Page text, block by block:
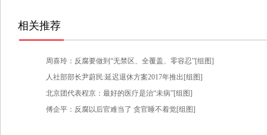
相关推荐
周喜玲：反腐要做到“无禁区、全覆盖、零容忍”[组图]
人社部部长尹蔚民:延迟退休方案2017年推出[组图]
北京团代表程京：最好的医疗是治“未病”[组图]
傅企平：反腐以后官难当了 贪官睡不着觉[组图]